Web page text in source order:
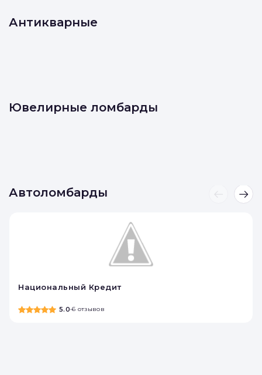
Антикварные
Ювелирные ломбарды
Автоломбарды
Национальный Кредит
5.0•6 отзывов